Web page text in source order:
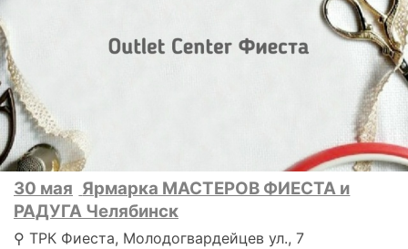
30 мая Ярмарка МАСТЕРОВ ФИЕСТА и
РАДУГА Челябинск
⚲ ТРК Фиеста, Молодогвардейцев ул., 7